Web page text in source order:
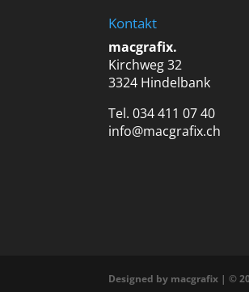
Kontakt
macgrafix.
Kirchweg 32
3324 Hindelbank
Tel. 034 411 07 40
info@macgrafix.ch
Designed by macgrafix | ©